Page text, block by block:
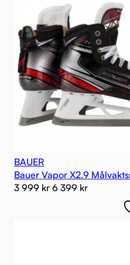
BAUER
Bauer Vapor X2.9
3 999 kr 6 399 kr